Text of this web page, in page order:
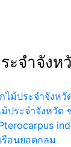
ะจำจังห
ไม้ประจำจังห
ม้ประจำจังหวั
รือนยอดกลม